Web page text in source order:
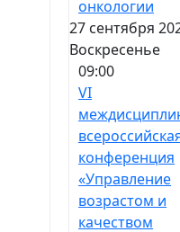
онкологии
27 сентября
Воскресенье
09:00
VI
конференция
«Управление
возрастом и
качеством